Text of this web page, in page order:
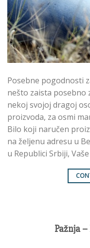
Posebne pogodnosti
nešto zaista posebno
nekoj svojoj dragoj
proizvoda, za osmi
Bilo koji naručen
na željenu adresu u
u Republici Srbiji,
Pažnja